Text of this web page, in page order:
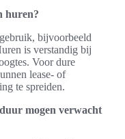
huren?
bijvoorbeeld
is verstandig bij
Voor dure
lease- of
te spreiden.
mogen verwacht